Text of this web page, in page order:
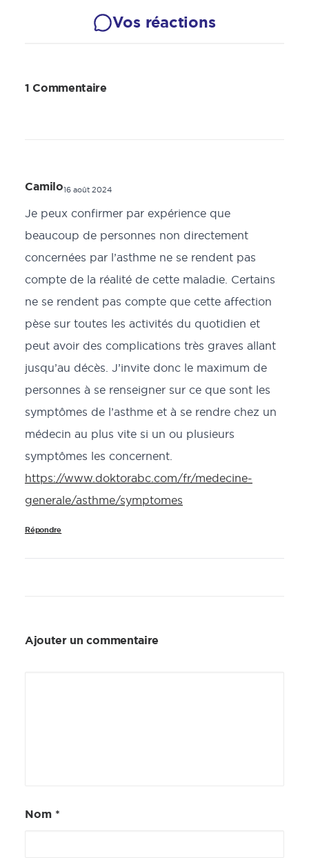
Vos réactions
1 Commentaire
Camilo16 août 2024
Je peux confirmer par expérience que
beaucoup de personnes non directement
concernées par l’asthme ne se rendent pas
compte de la réalité de cette maladie. Certains
ne se rendent pas compte que cette affection
pèse sur toutes les activités du quotidien et
peut avoir des complications très graves allant
jusqu’au décès. J’invite donc le maximum de
personnes à se renseigner sur ce que sont les
symptômes de l’asthme et à se rendre chez un
médecin au plus vite si un ou plusieurs
symptômes les concernent.
https://www.doktorabc.com/fr/medecine-
generale/asthme/symptomes
Répondre
Ajouter un commentaire
Nom *